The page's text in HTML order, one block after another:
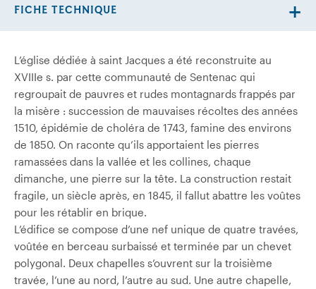
L’église dédiée à saint Jacques a été reconstruite au
XVIIIe s. par cette communauté de Sentenac qui
regroupait de pauvres et rudes montagnards frappés par
la misère : succession de mauvaises récoltes des années
1510, épidémie de choléra de 1743, famine des environs
de 1850. On raconte qu’ils apportaient les pierres
ramassées dans la vallée et les collines, chaque
dimanche, une pierre sur la tête. La construction restait
fragile, un siècle après, en 1845, il fallut abattre les voûtes
pour les rétablir en brique.
L’édifice se compose d’une nef unique de quatre travées,
voûtée en berceau surbaissé et terminée par un chevet
polygonal. Deux chapelles s’ouvrent sur la troisième
travée, l’une au nord, l’autre au sud. Une autre chapelle,
FICHE TECHNIQUE